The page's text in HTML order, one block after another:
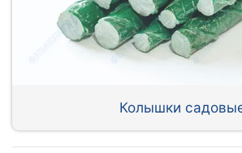
Колышки